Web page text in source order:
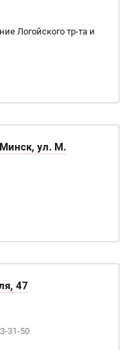
Логойского тр-та и
Минск, ул. М.
47
31-50